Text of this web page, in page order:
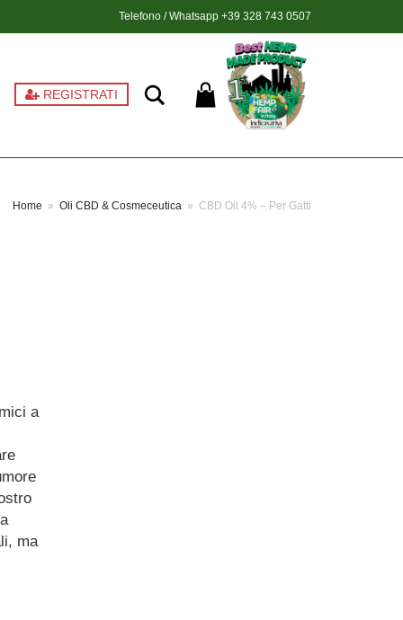
Telefono / Whatsapp +39 328 743 0507
REGISTRATI Ricerca
Home » Oli CBD & Cosmeceutica » CBD Oil 4% – Per Gatti
a
ma